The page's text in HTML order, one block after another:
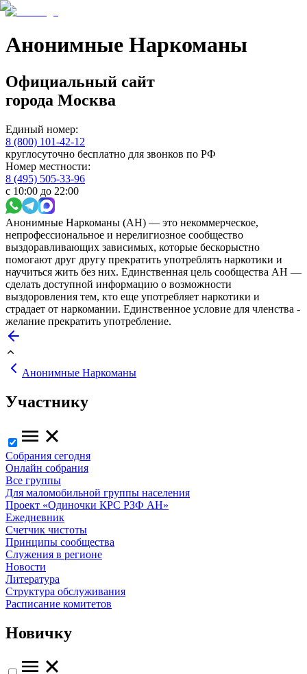
Анонимные Наркоманы
Официальный сайт
города Москва
Единый номер:
8 (800) 101-42-12
круглосуточно бесплатно для звонков по РФ
Номер местности:
8 (495) 505-33-96
с 10:00 до 22:00
Анонимные Наркоманы (АН) — это некоммерческое,
непрофессиональное и нерелигиозное сообщество
выздоравливающих зависимых, которые бескорыстно
помогают друг другу прекратить употреблять наркотики и
научиться жить без них. Единственная цель сообщества АН —
сделать доступной информацию о возможности
выздоровления тем, кто еще употребляет наркотики и
страдает от наркомании. Единственное условие для членства -
желание прекратить употребление.
Анонимные Наркоманы
Участнику
Собрания сегодня
Онлайн собрания
Все группы
Для маломобильной группы населения
Проект «Одиночки КРС РЗФ АН»
Ежедневник
Счетчик чистоты
Принципы сообщества
Служения в регионе
Новости
Литература
Структура обслуживания
Расписание комитетов
Новичку